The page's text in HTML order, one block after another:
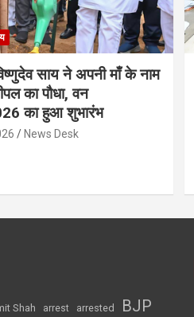
साय ने अपनी माँ के नाम
का पौधा, वन
का हुआ शुभारंभ
News Desk
Shah arrest arrested BJP